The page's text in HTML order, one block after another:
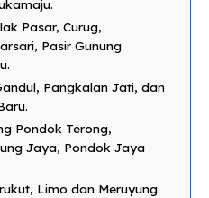
Pasar, Curug,
Pasir Gunung
Pangkalan Jati, dan
Pondok Terong,
Jaya, Pondok Jaya
Limo dan Meruyung.